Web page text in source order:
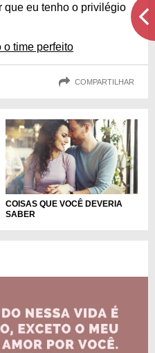
que eu tenho o privilégio
o time perfeito
COMPARTILHAR
COISAS QUE VOCÊ DEVERIA
SABER